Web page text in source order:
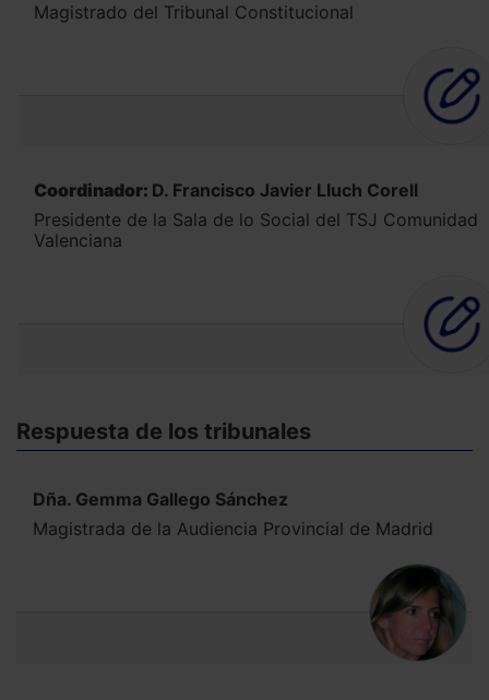
Magistrado del Tribunal Constitucional
Coordinador: D. Francisco Javier Lluch Corell
Presidente de la Sala de lo Social del TSJ Comunidad
Valenciana
Respuesta de los tribunales
Dña. Gemma Gallego Sánchez
Magistrada de la Audiencia Provincial de Madrid